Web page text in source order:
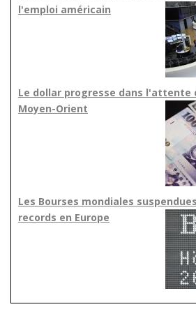
l'emploi américain
Le dollar progresse dans l'attente
Moyen-Orient
Les Bourses mondiales
records en Europe